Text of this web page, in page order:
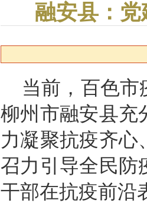
融安县：
当前，百色
柳州市融安县充
力凝聚抗疫齐心
召力引导全民防
干部在抗疫前沿